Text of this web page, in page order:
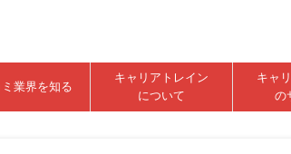
業界を知る
キャリアトレイン
について
キャ
の